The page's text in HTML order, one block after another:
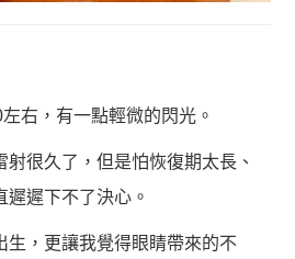
右，有一點輕微的閃光。
射很久了，但是怕恢復期太長、
遲遲下不了決心。
生，更讓我覺得眼睛帶來的不